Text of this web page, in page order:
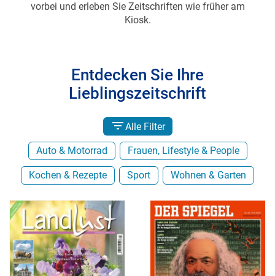
vorbei und erleben Sie Zeitschriften wie früher am
Kiosk.
Entdecken Sie Ihre
Lieblingszeitschrift
Alle Filter
Auto & Motorrad Frauen, Lifestyle & People
Kochen & Rezepte Sport Wohnen & Garten